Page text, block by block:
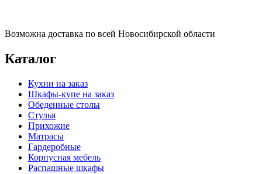
Возможна доставка по всей Новосибирской области
Каталог
Кухни на заказ
Шкафы-купе на заказ
Обеденные столы
Стулья
Прихожие
Матрасы
Гардеробные
Корпусная мебель
Распашные шкафы